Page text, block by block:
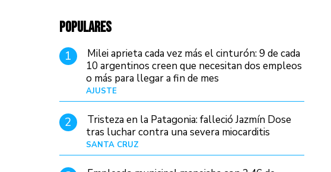
POPULARES
1
Milei aprieta cada vez más el cinturón: 9 de cada
10 argentinos creen que necesitan dos empleos
o más para llegar a fin de mes
AJUSTE
2
Tristeza en la Patagonia: falleció Jazmín Dose
tras luchar contra una severa miocarditis
SANTA CRUZ